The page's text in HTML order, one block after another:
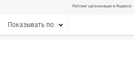
Показывать по: